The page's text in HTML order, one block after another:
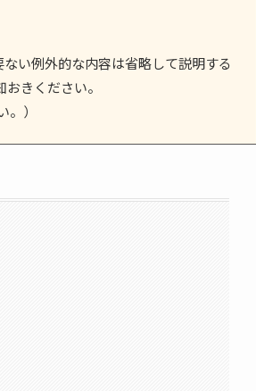
い例外的な内容は省略して説明する
きください。
）